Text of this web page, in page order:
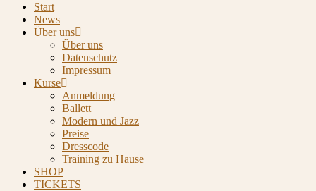
Start
News
Über uns
Über uns
Datenschutz
Impressum
Kurse
Anmeldung
Ballett
Modern und Jazz
Preise
Dresscode
Training zu Hause
SHOP
TICKETS